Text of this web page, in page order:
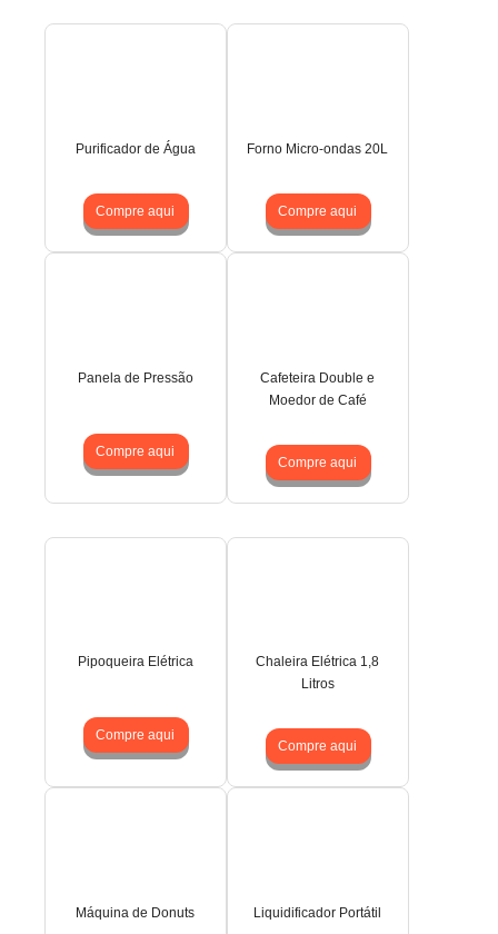
Purificador de Água
Compre aqui
Forno Micro-ondas 20L
Compre aqui
Panela de Pressão
Compre aqui
Cafeteira Double e
Moedor de Café
Compre aqui
Pipoqueira Elétrica
Compre aqui
Chaleira Elétrica 1,8
Litros
Compre aqui
Máquina de Donuts Liquidificador Portátil